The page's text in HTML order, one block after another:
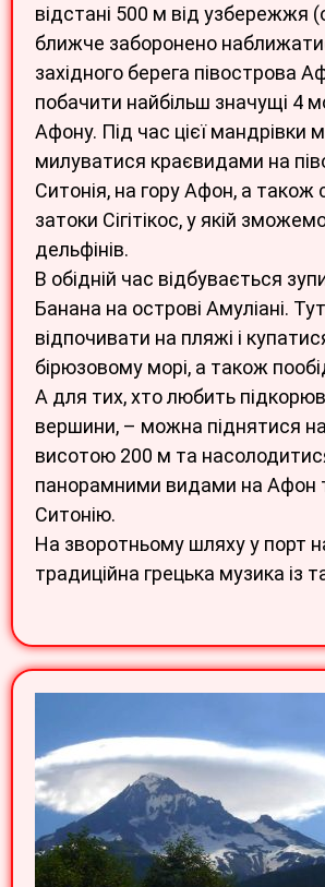
відстані 500 м від узбережжя
ближче заборонено
західного берега півострова
побачити найбільш значущі 4
Афону. Під час цієї мандрівки
милуватися краєвидами на
Ситонія, на гору Афон, а також
затоки Сігітікос, у якій
дельфінів.
В обідній час відбувається
Банана на острові Амуліані.
відпочивати на пляжі і
бірюзовому морі, а також
А для тих, хто любить
вершини, – можна піднятися
висотою 200 м та
панорамними видами на Афон
Ситонію.
На зворотньому шляху у порт
традиційна грецька музика із